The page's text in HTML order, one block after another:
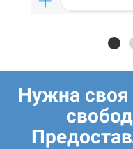
Нужна своя